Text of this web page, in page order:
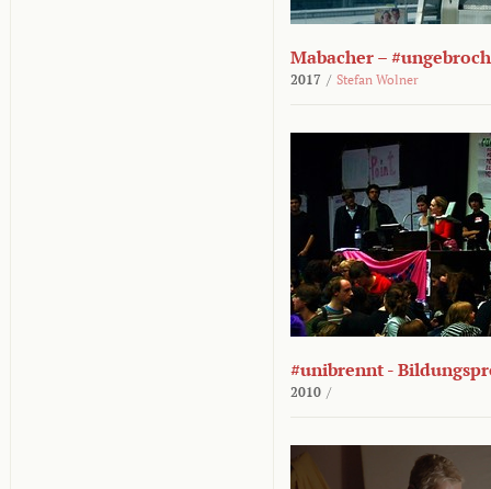
Mabacher –
2017 / Stefan Wolner
#unibrennt -
2010 /